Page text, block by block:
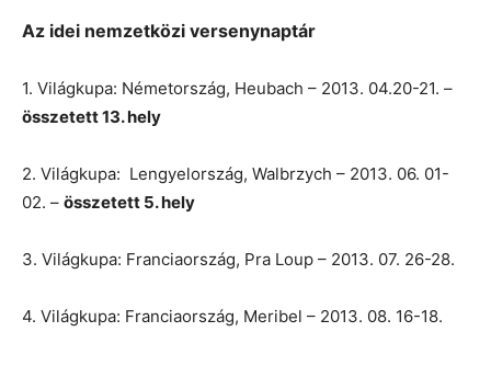
Az idei nemzetközi versenynaptár
1. Világkupa: Németország, Heubach – 2013. 04.20-21. –
összetett 13. hely
2. Világkupa: Lengyelország, Walbrzych – 2013. 06. 01-
02. – összetett 5. hely
3. Világkupa: Franciaország, Pra Loup – 2013. 07. 26-28.
4. Világkupa: Franciaország, Meribel – 2013. 08. 16-18.